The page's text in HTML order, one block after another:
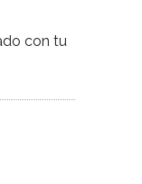
con tu